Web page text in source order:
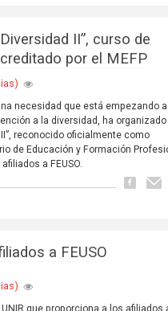
II”, curso de
por el MEFP
necesidad que está empezando a
a la diversidad, ha organizado
reconocido oficialmente como
de Educación y Formación
a FEUSO.
a FEUSO
que proporciona a los afiliados